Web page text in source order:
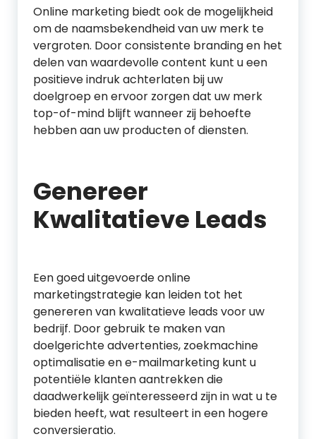
Online marketing biedt ook de mogelijkheid
om de naamsbekendheid van uw merk te
vergroten. Door consistente branding en het
delen van waardevolle content kunt u een
positieve indruk achterlaten bij uw
doelgroep en ervoor zorgen dat uw merk
top-of-mind blijft wanneer zij behoefte
hebben aan uw producten of diensten.
Genereer
Kwalitatieve Leads
Een goed uitgevoerde online
marketingstrategie kan leiden tot het
genereren van kwalitatieve leads voor uw
bedrijf. Door gebruik te maken van
doelgerichte advertenties, zoekmachine
optimalisatie en e-mailmarketing kunt u
potentiële klanten aantrekken die
daadwerkelijk geïnteresseerd zijn in wat u te
bieden heeft, wat resulteert in een hogere
conversieratio.